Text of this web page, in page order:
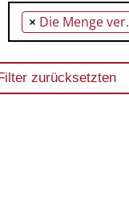
× Die Menge verneint die Politik